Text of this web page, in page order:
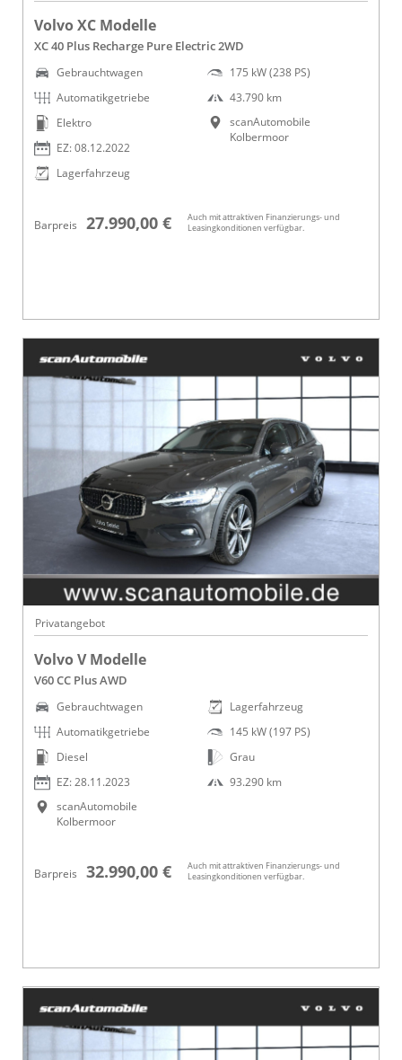
Volvo XC Modelle
XC 40 Plus Recharge Pure Electric 2WD
Gebrauchtwagen
Automatikgetriebe
Elektro
EZ: 08.12.2022
Lagerfahrzeug
175 kW (238 PS)
43.790 km
scanAutomobile
Kolbermoor
Barpreis 27.990,00 €
Auch mit attraktiven Finanzierungs- und
Leasingkonditionen verfügbar.
Privatangebot
Volvo V Modelle
V60 CC Plus AWD
Gebrauchtwagen
Automatikgetriebe
Diesel
EZ: 28.11.2023
scanAutomobile
Kolbermoor
Lagerfahrzeug
145 kW (197 PS)
Grau
93.290 km
Barpreis 32.990,00 €
Auch mit attraktiven Finanzierungs- und
Leasingkonditionen verfügbar.